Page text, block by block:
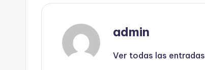
admin
Ver todas las entradas